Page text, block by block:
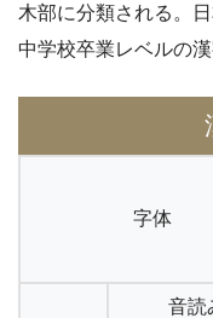
木部に分類される。
中学校卒業レベルの漢
字体
音読